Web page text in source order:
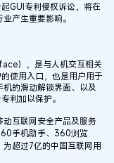
GUI专利侵权诉讼，将在
产生重要影响。
），是与人机交互相关
使用入口，也是用户用于
的滑动解锁界面、以及
利加以保护。
互联网安全产品及服务
手机助手、360浏览
超过7亿的中国互联网用